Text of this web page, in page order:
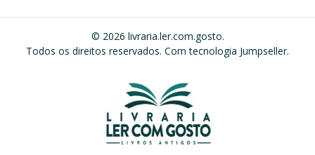
© 2026 livraria.ler.com.gosto.
Todos os direitos reservados. Com tecnologia Jumpseller.